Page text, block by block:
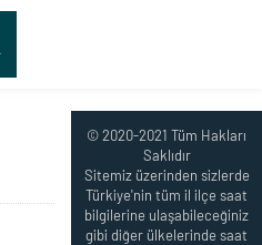
© 2020-2021 Tüm Hakları
Saklıdır
Sitemiz üzerinden sizlerde
Türkiye'nin tüm il ilçe saat
bilgilerine ulaşabileceğiniz
gibi diğer ülkelerinde saat